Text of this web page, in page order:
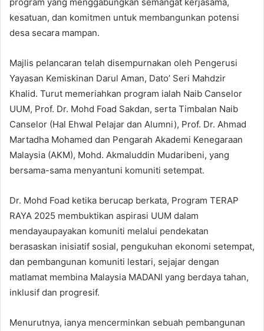
kesatuan, dan komitmen untuk membangunkan potensi
desa secara mampan.
Majlis pelancaran telah disempurnakan oleh Pengerusi
Yayasan Kemiskinan Darul Aman, Dato’ Seri Mahdzir
Khalid. Turut memeriahkan program ialah Naib Canselor
UUM, Prof. Dr. Mohd Foad Sakdan, serta Timbalan Naib
Canselor (Hal Ehwal Pelajar dan Alumni), Prof. Dr. Ahmad
Martadha Mohamed dan Pengarah Akademi Kenegaraan
Malaysia (AKM), Mohd. Akmaluddin Mudaribeni, yang
bersama-sama menyantuni komuniti setempat.
Dr. Mohd Foad ketika berucap berkata, Program TERAP
RAYA 2025 membuktikan aspirasi UUM dalam
mendayaupayakan komuniti melalui pendekatan
berasaskan inisiatif sosial, pengukuhan ekonomi setempat,
dan pembangunan komuniti lestari, sejajar dengan
matlamat membina Malaysia MADANI yang berdaya tahan,
inklusif dan progresif.
Menurutnya, ianya mencerminkan sebuah pembangunan